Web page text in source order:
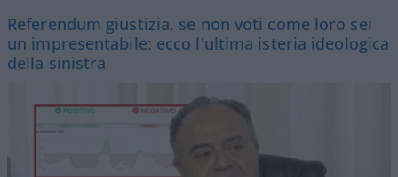
Referendum giustizia, se non voti come loro sei
un impresentabile: ecco l'ultima isteria ideologica
della sinistra